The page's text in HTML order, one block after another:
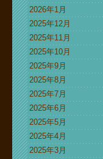
2026年1月
2025年12月
2025年11月
2025年10月
2025年9月
2025年8月
2025年7月
2025年6月
2025年5月
2025年4月
2025年3月